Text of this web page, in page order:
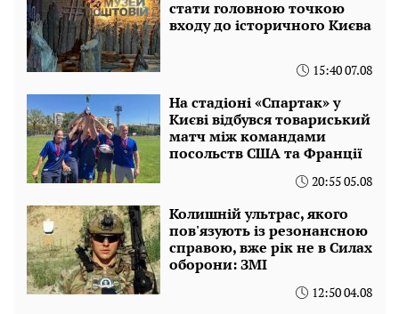
стати головною точкою
входу до історичного Києва
15:40 07.08
На стадіоні «Спартак» у
Києві відбувся товариський
матч між командами
посольств США та Франції
20:55 05.08
Колишній ультрас, якого
пов'язують із резонансною
справою, вже рік не в Силах
оборони: ЗМІ
12:50 04.08